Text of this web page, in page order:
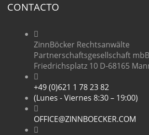
CONTACTO
ZinnBöcker Rechtsanwälte
Partnerschaftsgesellschaft mbB
Friedrichsplatz 10 D-68165
+49 (0)621 1 78 23 82
(Lunes - Viernes 8:30 – 19:00)
OFFICE@ZINNBOECKER.COM